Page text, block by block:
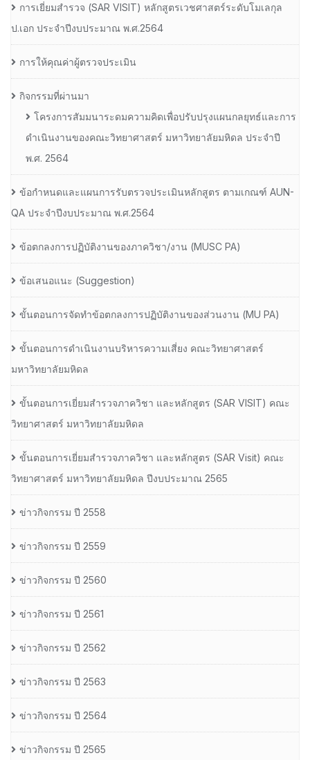
การเยี่ยมสํารวจ (SAR VISIT) หลักสูตรเวชศาสตร์ระดับโมเลกุล
ป.เอก ประจําปีงบประมาณ พ.ศ.2564
การให้คุณค่าผู้ตรวจประเมิน
กิจกรรมที่ผ่านมา
โครงการสัมมนาระดมความคิดเพื่อปรับปรุงแผนกลยุทธ์และการ
ดำเนินงานของคณะวิทยาศาสตร์ มหาวิทยาลัยมหิดล ประจำปี
พ.ศ. 2564
ข้อกำหนดและแผนการรับตรวจประเมินหลักสูตร ตามเกณฑ์ AUN-
QA ประจำปีงบประมาณ พ.ศ.2564
ข้อตกลงการปฏิบัติงานของภาควิชา/งาน (MUSC PA)
ข้อเสนอแนะ (Suggestion)
ขั้นตอนการจัดทำข้อตกลงการปฏิบัติงานของส่วนงาน (MU PA)
ขั้นตอนการดำเนินงานบริหารความเสี่ยง คณะวิทยาศาสตร์
มหาวิทยาลัยมหิดล
ขั้นตอนการเยี่ยมสำรวจภาควิชา และหลักสูตร (SAR VISIT) คณะ
วิทยาศาสตร์ มหาวิทยาลัยมหิดล
ขั้นตอนการเยี่ยมสำรวจภาควิชา และหลักสูตร (SAR Visit) คณะ
วิทยาศาสตร์ มหาวิทยาลัยมหิดล ปีงบประมาณ 2565
ข่าวกิจกรรม ปี 2558
ข่าวกิจกรรม ปี 2559
ข่าวกิจกรรม ปี 2560
ข่าวกิจกรรม ปี 2561
ข่าวกิจกรรม ปี 2562
ข่าวกิจกรรม ปี 2563
ข่าวกิจกรรม ปี 2564
ข่าวกิจกรรม ปี 2565